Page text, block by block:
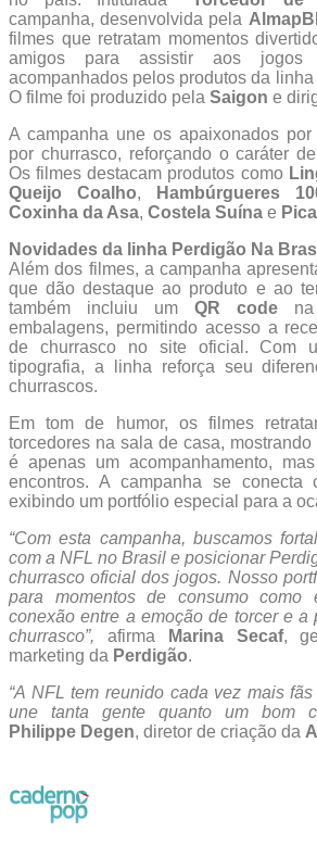
campanha, desenvolvida pela
filmes que retratam momentos
amigos para assistir aos
acompanhados pelos produtos da linha
O filme foi produzido pela Saigon e
A campanha une os apaixonados
por churrasco, reforçando o caráter
Os filmes destacam produtos como
Queijo Coalho, Hambúrgueres
Coxinha da Asa, Costela Suína e
Novidades da linha Perdigão Na
Além dos filmes, a campanha
que dão destaque ao produto e ao
também incluiu um QR code na
embalagens, permitindo acesso a
de churrasco no site oficial. Com
tipografia, a linha reforça seu
churrascos.
Em tom de humor, os filmes
torcedores na sala de casa,
é apenas um acompanhamento,
encontros. A campanha se conecta
exibindo um portfólio especial para a
“Com esta campanha, buscamos
com a NFL no Brasil e posicionar
churrasco oficial dos jogos. Nosso
para momentos de consumo como
conexão entre a emoção de torcer e a
churrasco”, afirma Marina Secaf,
marketing da Perdigão.
“A NFL tem reunido cada vez mais
une tanta gente quanto um bom
Philippe Degen, diretor de criação da